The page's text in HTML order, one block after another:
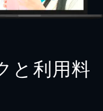
と利用料